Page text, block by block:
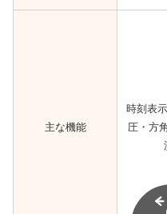
主な機能
時刻表
圧・方